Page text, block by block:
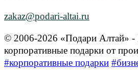
zakaz@podari-altai.ru
© 2006-2026 «Подари Алтай» -
корпоративные подарки от
#корпоративные подарки